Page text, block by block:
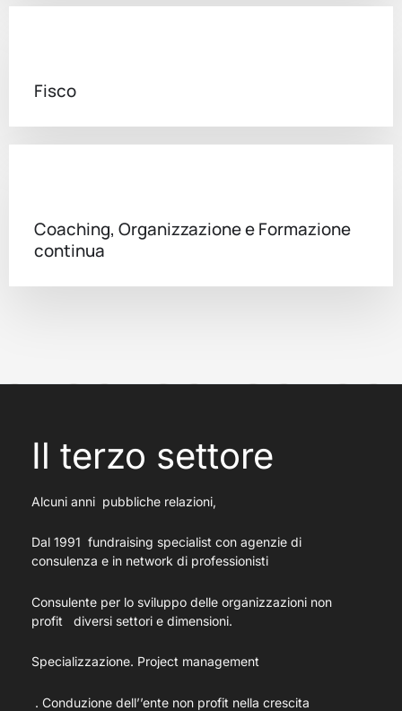
Fisco
Coaching, Organizzazione e Formazione
continua
Il terzo settore
Alcuni anni pubbliche relazioni,
Dal 1991 fundraising specialist con agenzie di
consulenza e in network di professionisti
Consulente per lo sviluppo delle organizzazioni non
profit diversi settori e dimensioni.
Specializzazione. Project management
. Conduzione dell’’ente non profit nella crescita